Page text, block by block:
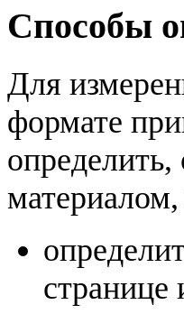
Способы
Для
формате
странице